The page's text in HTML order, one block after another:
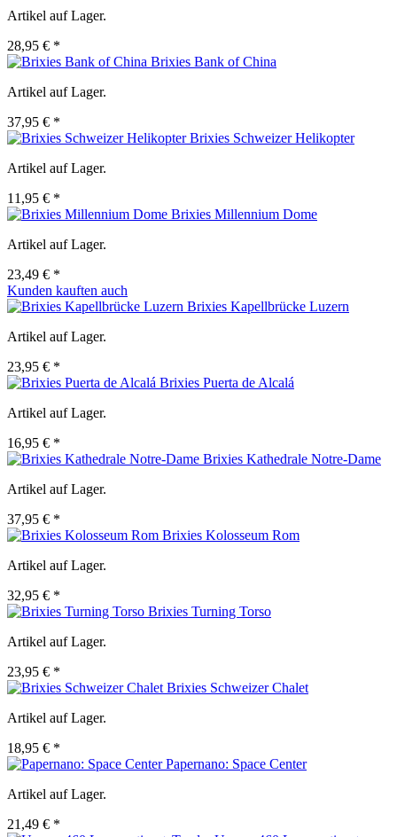
Artikel auf Lager.
28,95 € *
Brixies Bank of China
Artikel auf Lager.
37,95 € *
Brixies Schweizer Helikopter
Artikel auf Lager.
11,95 € *
Brixies Millennium Dome
Artikel auf Lager.
23,49 € *
Kunden kauften auch
Brixies Kapellbrücke Luzern
Artikel auf Lager.
23,95 € *
Brixies Puerta de Alcalá
Artikel auf Lager.
16,95 € *
Brixies Kathedrale Notre-Dame
Artikel auf Lager.
37,95 € *
Brixies Kolosseum Rom
Artikel auf Lager.
32,95 € *
Brixies Turning Torso
Artikel auf Lager.
23,95 € *
Brixies Schweizer Chalet
Artikel auf Lager.
18,95 € *
Papernano: Space Center
Artikel auf Lager.
21,49 € *